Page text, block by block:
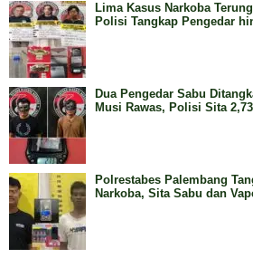
Lima Kasus Narkoba
Polisi Tangkap Pengedar
Dua Pengedar Sabu
Musi Rawas, Polisi Sita
Polrestabes Palembang
Narkoba, Sita Sabu dan